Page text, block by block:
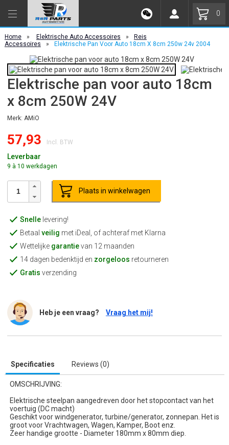
0
Home » Elektrische Auto Accessoires »
Reis
Accessoires
» Elektrische Pan Voor Auto 18cm X 8cm 250w 24v 2004
Elektrische pan voor auto 18cm
x 8cm 250W 24V
Merk: AMiO
57,93 Incl. BTW
Leverbaar
9 à 10 werkdagen
Plaats in winkelwagen
Snellelevering!
Betaal veilig met iDeal, of achteraf met Klarna
Wettelijke garantievan 12 maanden
14 dagen bedenktijd en zorgeloos retourneren
Gratis verzending
Heb je een vraag? Vraag het mij!
Specificaties Reviews (0)
OMSCHRIJVING:
Elektrische steelpan aangedreven door het stopcontact van het
voertuig (DC macht)
Geschikt voor windgenerator, turbine/generator, zonnepan. Het is
groot voor Vrachtwagen, Wagen, Kamper, Boot enz.
Zeer handige grootte - Diameter 180mm x 80mm diep.